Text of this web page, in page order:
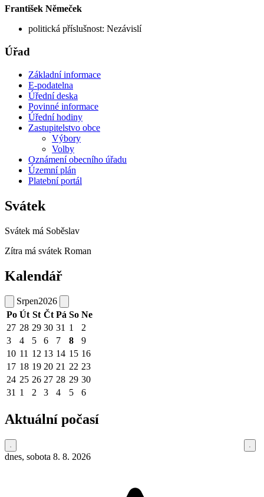
František Němeček
politická příslušnost: Nezávislí
Úřad
Základní informace
E-podatelna
Úřední deska
Povinné informace
Úřední hodiny
Zastupitelstvo obce
Výbory
Volby
Oznámení obecního úřadu
Územní plán
Platební portál
Svátek
Svátek má Soběslav
Zítra má svátek Roman
Kalendář
Srpen2026
Po Út St Čt Pá So Ne
27 28 29 30 31 1
2
3
4 5 6 7 8
9
10 11 12 13 14 15 16
17 18 19 20 21 22 23
24 25 26 27 28 29 30
31 1 2 3 4 5 6
Aktuální počasí
dnes, sobota 8. 8. 2026